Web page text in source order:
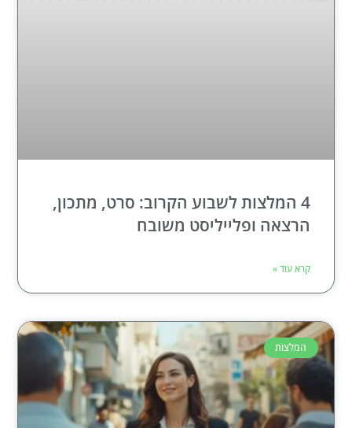
4 המלצות לשבוע הקרוב: סרט, מתכון,
הרצאה ופלייליסט משובח
קרא עוד »
המלצות